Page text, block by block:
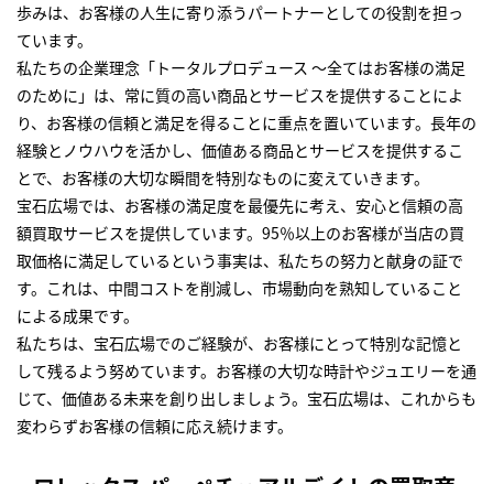
歩みは、お客様の人生に寄り添うパートナーとしての役割を担っ
ています。
私たちの企業理念「トータルプロデュース ～全てはお客様の満足
のために」は、常に質の高い商品とサービスを提供することによ
り、お客様の信頼と満足を得ることに重点を置いています。長年の
経験とノウハウを活かし、価値ある商品とサービスを提供するこ
とで、お客様の大切な瞬間を特別なものに変えていきます。
宝石広場では、お客様の満足度を最優先に考え、安心と信頼の高
額買取サービスを提供しています。95％以上のお客様が当店の買
取価格に満足しているという事実は、私たちの努力と献身の証で
す。これは、中間コストを削減し、市場動向を熟知していること
による成果です。
私たちは、宝石広場でのご経験が、お客様にとって特別な記憶と
して残るよう努めています。お客様の大切な時計やジュエリーを通
じて、価値ある未来を創り出しましょう。宝石広場は、これからも
変わらずお客様の信頼に応え続けます。